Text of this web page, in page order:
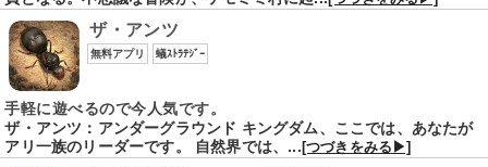
ザ・アンツ
無料アプリ 蟻ｽﾄﾗﾃｼﾞｰ
手軽に遊べるので今人気です。
ザ・アンツ：アンダーグラウンド キングダム、ここでは、あなたが
アリ一族のリーダーです。 自然界では、... [つづきをみる▶]